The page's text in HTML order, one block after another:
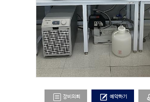
장비의뢰 예약하기